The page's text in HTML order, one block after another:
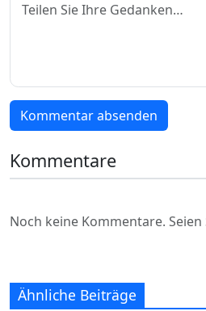
Kommentar absenden
Kommentare
Noch keine Kommentare. Seien
Ähnliche Beiträge